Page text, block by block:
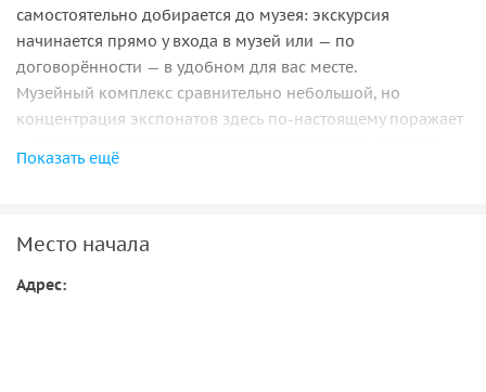
самостоятельно добирается до музея: экскурсия
начинается прямо у входа в музей или — по
договорённости — в удобном для вас месте.
Музейный комплекс сравнительно небольшой, но
концентрация экспонатов здесь по-настоящему поражает
потолках. По этому сюрреалистическому лабиринту можно
«Искусством я выправляю себя и заражаю нормальных
людей».
Показать ещё
Место начала
Адрес: